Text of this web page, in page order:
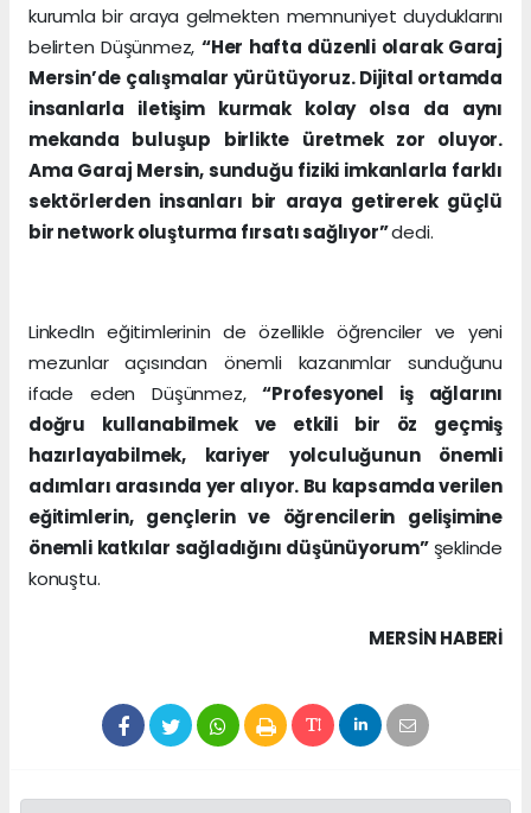
kurumla bir araya gelmekten memnuniyet duyduklarını
belirten Düşünmez, “Her hafta düzenli olarak Garaj
Mersin’de çalışmalar yürütüyoruz. Dijital ortamda
insanlarla iletişim kurmak kolay olsa da aynı
mekanda buluşup birlikte üretmek zor oluyor.
Ama Garaj Mersin, sunduğu fiziki imkanlarla farklı
sektörlerden insanları bir araya getirerek güçlü
bir network oluşturma fırsatı sağlıyor”dedi.
LinkedIn eğitimlerinin de özellikle öğrenciler ve yeni
mezunlar açısından önemli kazanımlar sunduğunu
ifade eden Düşünmez,“Profesyonel iş ağlarını
doğru kullanabilmek ve etkili bir öz geçmiş
hazırlayabilmek, kariyer yolculuğunun önemli
adımları arasında yer alıyor. Bu kapsamda verilen
eğitimlerin, gençlerin ve öğrencilerin gelişimine
önemli katkılar sağladığını düşünüyorum” şeklinde
konuştu.
MERSIN HABERİ